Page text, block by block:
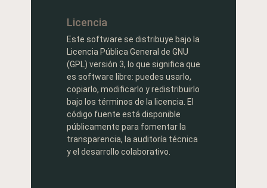
Licencia
Este software se distribuye bajo la
Licencia Pública General de GNU
(GPL) versión 3, lo que significa que
es software libre: puedes usarlo,
copiarlo, modificarlo y redistribuirlo
bajo los términos de la licencia. El
código fuente está disponible
públicamente para fomentar la
transparencia, la auditoría técnica
y el desarrollo colaborativo.